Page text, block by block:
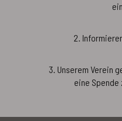
2.
3. Unserem Verein
eine Spende